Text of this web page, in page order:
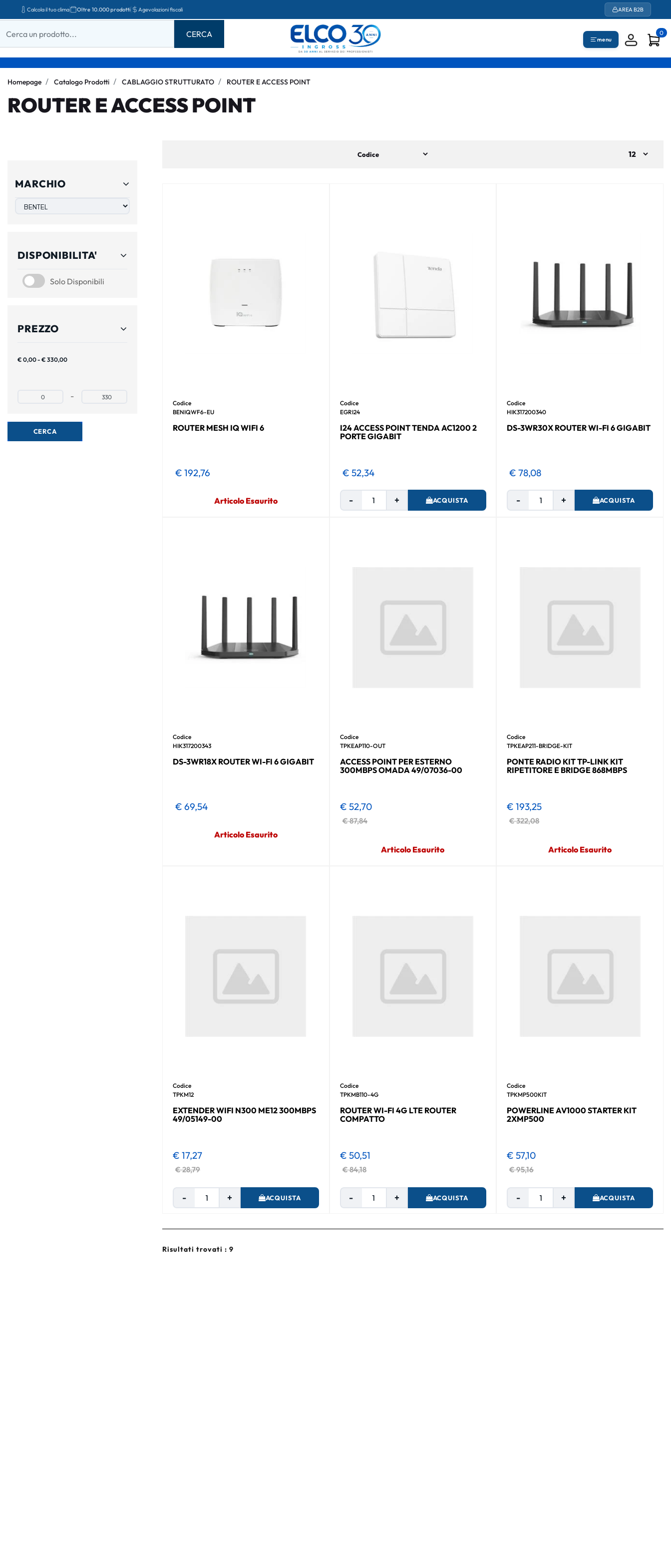
Calcola il tuo clima Oltre 10.000 prodotti Agevolazioni fiscali AREA B2B
menu
0
Homepage Catalogo Prodotti CABLAGGIO STRUTTURATO ROUTER E ACCESS POINT
ROUTER E ACCESS POINT
MARCHIO
DISPONIBILITA'
Solo Disponibili
SOLO DISPONIBILI
PREZZO
€ 0,00 - € 330,00
Prezzo minimo - Prezzo massimo
Codice
BENIQWF6-EU
ROUTER MESH IQ WIFI 6
€ 192,76
Articolo Esaurito
Codice
EGRI24
I24 ACCESS POINT TENDA AC1200 2
PORTE GIGABIT
€ 52,34
Quantità ACQUISTA
Codice
HIK317200340
DS-3WR30X ROUTER WI-FI 6 GIGABIT
€ 78,08
Quantità ACQUISTA
Codice
HIK317200343
DS-3WR18X ROUTER WI-FI 6 GIGABIT
€ 69,54
Articolo Esaurito
Codice
TPKEAP110-OUT
ACCESS POINT PER ESTERNO
300MBPS OMADA 49/07036-00
€ 87,84
€ 52,70
Articolo Esaurito
Codice
TPKEAP211-BRIDGE-KIT
PONTE RADIO KIT TP-LINK KIT
RIPETITORE E BRIDGE 868MBPS
€ 322,08
€ 193,25
Articolo Esaurito
Codice
TPKM12
EXTENDER WIFI N300 ME12 300MBPS
49/05149-00
€ 28,79
€ 17,27
Quantità ACQUISTA
Codice
TPKMB110-4G
ROUTER WI-FI 4G LTE ROUTER
COMPATTO
€ 84,18
€ 50,51
Quantità ACQUISTA
Codice
TPKMP500KIT
POWERLINE AV1000 STARTER KIT
2XMP500
€ 95,16
€ 57,10
Quantità ACQUISTA
Risultati trovati : 9